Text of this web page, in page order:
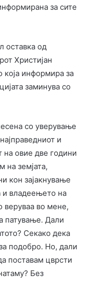
за сите
оставка од
Христијан
која информира за
заминува со
со уверување
и
на овие две години
на земјата,
кон зајакнување
и владеењето на
веруваа во мене,
патување. Дали
Секако дека
подобро. Но, дали
поставам цврсти
Без